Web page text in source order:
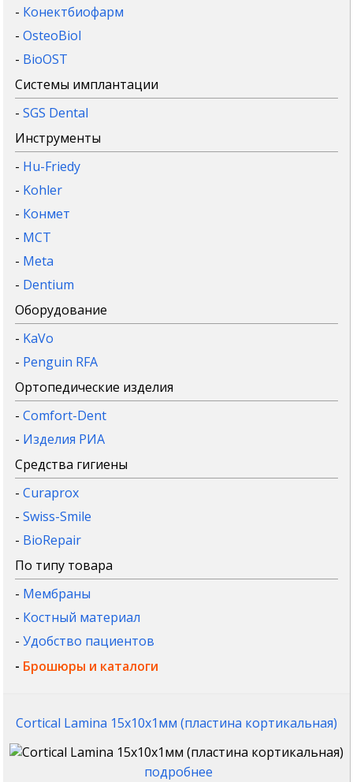
- Конектбиофарм
-OsteoBiol
- BioOST
Системы имплантации
-SGS Dental
Инструменты
- Hu-Friedy
- Kohler
- Конмет
- MCT
- Meta
- Dentium
Оборудование
- KaVo
- Penguin RFA
Ортопедические изделия
-Comfort-Dent
- Изделия РИА
Средства гигиены
-Curaprox
-Swiss-Smile
- BioRepair
По типу товара
- Мембраны
- Костный материал
-Удобство пациентов
- Брошюры и каталоги
Cortical Lamina 15x10x1мм (пластина кортикальная)
подробнее